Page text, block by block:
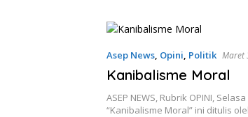
Asep News Opini Politik Maret
Kanibalisme Moral
ASEP NEWS, Rubrik OPINI,
“Kanibalisme Moral” ini ditulis